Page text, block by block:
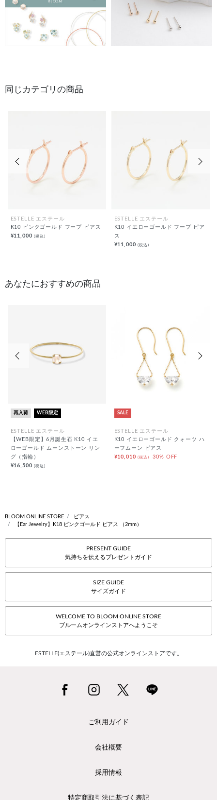
同じカテゴリの商品
ESTELLE エステール
K10 ピンクゴールド フープ ピアス
¥11,000(税込)
ESTELLE エステール
K10 イエローゴールド フープ ピア
ス
¥11,000(税込)
前の画像
あなたにおすすめの商品
再入荷 WEB限定
ESTELLE エステール
【WEB限定】6月誕生石 K10 イエ
ローゴールド ムーンストーン リン
グ（指輪）
¥16,500(税込)
SALE
ESTELLE エステール
K10 イエローゴールド クォーツ ハ
ーフムーン ピアス
¥10,010(税込) 30% OFF
前の画像
BLOOM ONLINE STORE
ピアス
【Ear Jewelry】K18 ピンクゴールド ピアス （2mm）
PRESENT GUIDE
気持ちを伝えるプレゼントガイド
SIZE GUIDE
サイズガイド
WELCOME TO BLOOM ONLINE STORE
ブルームオンラインストアへようこそ
ESTELLE(エステール)直営の公式オンラインストアです。
ご利用ガイド
会社概要
採用情報
特定商取引法に基づく表記